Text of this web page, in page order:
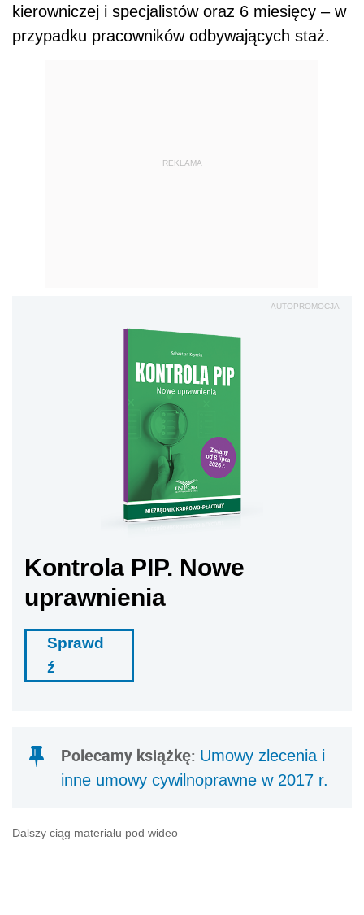
kierowniczej i specjalistów oraz 6 miesięcy – w
przypadku pracowników odbywających staż.
REKLAMA
AUTOPROMOCJA
Kontrola PIP. Nowe
uprawnienia
Sprawd
ź
Polecamy książkę: Umowy zlecenia i
inne umowy cywilnoprawne w 2017 r.
Dalszy ciąg materiału pod wideo